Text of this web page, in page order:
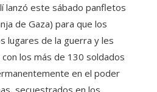
lanzó este sábado panfletos
de Gaza) para que los
lugares de la guerra y les
los más de 130 soldados
en el poder
secuestrados en los